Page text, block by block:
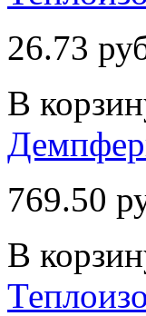
26.73
В
769.50
В